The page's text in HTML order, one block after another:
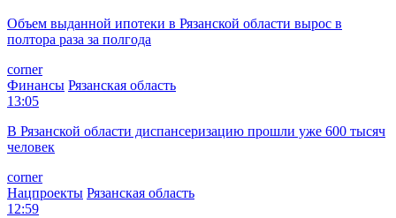
Объем выданной ипотеки в Рязанской области вырос в
полтора раза за полгода
corner
Финансы Рязанская область
13:05
В Рязанской области диспансеризацию прошли уже 600 тысяч
человек
corner
Нацпроекты Рязанская область
12:59